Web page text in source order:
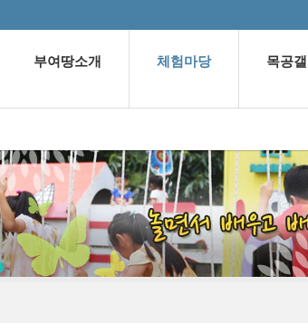
부여땅소개 체험마당 목공